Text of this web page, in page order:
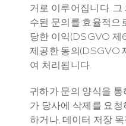
거로 이루어집니다.
수된 문의를 효율적으
당한 이익(DSGVO 제
제공한 동의(DSGVO
여 처리됩니다.
귀하가 문의 양식을
가 당사에 삭제를 요
하거나, 데이터 저장